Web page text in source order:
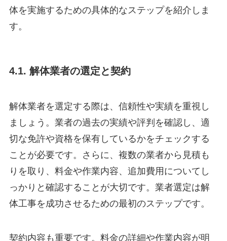
体を実施するための具体的なステップを紹介しま
す。
4.1. 解体業者の選定と契約
解体業者を選定する際は、信頼性や実績を重視し
ましょう。業者の過去の実績や評判を確認し、適
切な免許や資格を保有しているかをチェックする
ことが必要です。さらに、複数の業者から見積も
りを取り、料金や作業内容、追加費用についてし
っかりと確認することが大切です。業者選定は解
体工事を成功させるための最初のステップです。
契約内容も重要です。料金の詳細や作業内容が明